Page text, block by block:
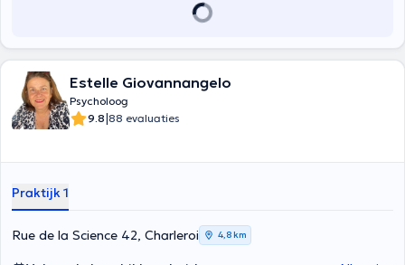
Estelle Giovannangelo
Psycholoog
9.8|88 evaluaties
Praktijk 1
Rue de la Science 42, Charleroi 4,8 km